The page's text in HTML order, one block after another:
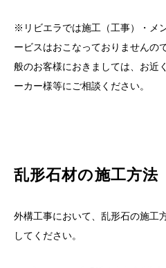
※リビエラでは施工（工事）・メ
ービスはおこなっておりませんの
般のお客様におきましては、お近
ーカー様等にご相談ください。
乱形石材の施工方法
外構工事において、乱形石の施工
してください。